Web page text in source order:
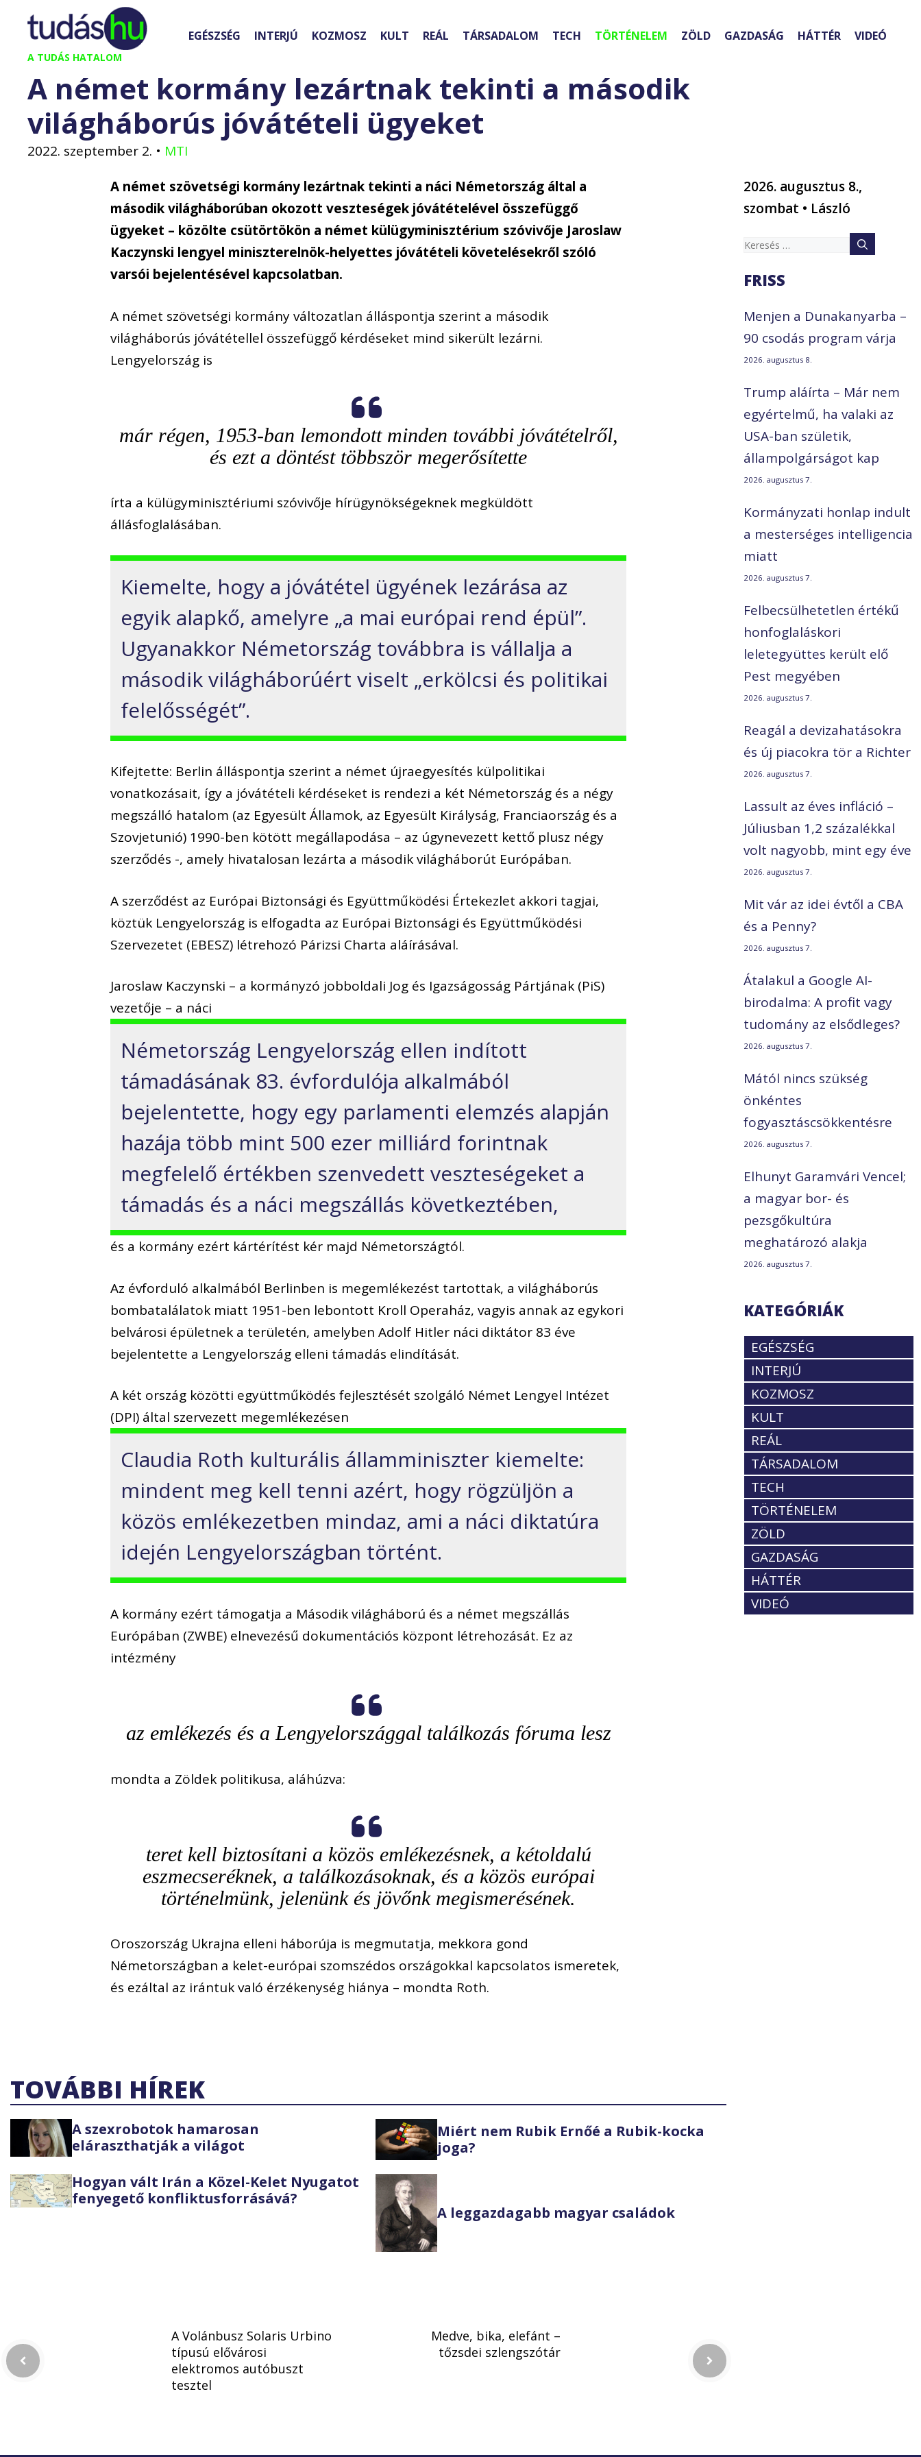
Kilépés
tartalomba
A TUDÁS HATALOM
EGÉSZSÉG INTERJÚ KOZMOSZ KULT REÁL TÁRSADALOM TECH TÖRTÉNELEM ZÖLD GAZDASÁG HÁTTÉR VIDEÓ
A német kormány lezártnak tekinti a második
világháborús jóvátételi ügyeket
2022. szeptember 2. • MTI
A német szövetségi kormány lezártnak tekinti a náci Németország által a
második világháborúban okozott veszteségek jóvátételével összefüggő
ügyeket – közölte csütörtökön a német külügyminisztérium szóvivője Jaroslaw
Kaczynski lengyel miniszterelnök-helyettes jóvátételi követelésekről szóló
varsói bejelentésével kapcsolatban.
A német szövetségi kormány változatlan álláspontja szerint a második
világháborús jóvátétellel összefüggő kérdéseket mind sikerült lezárni.
Lengyelország is
már régen, 1953-ban lemondott minden további jóvátételről,
és ezt a döntést többször megerősítette
írta a külügyminisztériumi szóvivője hírügynökségeknek megküldött
állásfoglalásában.
Kiemelte, hogy a jóvátétel ügyének lezárása az
egyik alapkő, amelyre „a mai európai rend épül”.
Ugyanakkor Németország továbbra is vállalja a
második világháborúért viselt „erkölcsi és politikai
felelősségét”.
Kifejtette: Berlin álláspontja szerint a német újraegyesítés külpolitikai
vonatkozásait, így a jóvátételi kérdéseket is rendezi a két Németország és a négy
megszálló hatalom (az Egyesült Államok, az Egyesült Királyság, Franciaország és a
Szovjetunió) 1990-ben kötött megállapodása – az úgynevezett kettő plusz négy
szerződés -, amely hivatalosan lezárta a második világháborút Európában.
A szerződést az Európai Biztonsági és Együttműködési Értekezlet akkori tagjai,
köztük Lengyelország is elfogadta az Európai Biztonsági és Együttműködési
Szervezetet (EBESZ) létrehozó Párizsi Charta aláírásával.
Jaroslaw Kaczynski – a kormányzó jobboldali Jog és Igazságosság Pártjának (PiS)
vezetője – a náci
Németország Lengyelország ellen indított
támadásának 83. évfordulója alkalmából
bejelentette, hogy egy parlamenti elemzés alapján
hazája több mint 500 ezer milliárd forintnak
megfelelő értékben szenvedett veszteségeket a
támadás és a náci megszállás következtében,
és a kormány ezért kártérítést kér majd Németországtól.
Az évforduló alkalmából Berlinben is megemlékezést tartottak, a világháborús
bombatalálatok miatt 1951-ben lebontott Kroll Operaház, vagyis annak az egykori
belvárosi épületnek a területén, amelyben Adolf Hitler náci diktátor 83 éve
bejelentette a Lengyelország elleni támadás elindítását.
A két ország közötti együttműködés fejlesztését szolgáló Német Lengyel Intézet
(DPI) által szervezett megemlékezésen
Claudia Roth kulturális államminiszter kiemelte:
mindent meg kell tenni azért, hogy rögzüljön a
közös emlékezetben mindaz, ami a náci diktatúra
idején Lengyelországban történt.
A kormány ezért támogatja a Második világháború és a német megszállás
Európában (ZWBE) elnevezésű dokumentációs központ létrehozását. Ez az
intézmény
az emlékezés és a Lengyelországgal találkozás fóruma lesz
mondta a Zöldek politikusa, aláhúzva:
teret kell biztosítani a közös emlékezésnek, a kétoldalú
eszmecseréknek, a találkozásoknak, és a közös európai
történelmünk, jelenünk és jövőnk megismerésének.
Oroszország Ukrajna elleni háborúja is megmutatja, mekkora gond
Németországban a kelet-európai szomszédos országokkal kapcsolatos ismeretek,
és ezáltal az irántuk való érzékenység hiánya – mondta Roth.
TOVÁBBI HÍREK
A szexrobotok hamarosan
eláraszthatják a világot
Miért nem Rubik Ernőé a Rubik-kocka
joga?
Hogyan vált Irán a Közel-Kelet Nyugatot
fenyegető konfliktusforrásává?
A leggazdagabb magyar családok
2026. augusztus 8.,
szombat • László
Keresés:
FRISS
Menjen a Dunakanyarba –
90 csodás program várja
2026. augusztus 8.
Trump aláírta – Már nem
egyértelmű, ha valaki az
USA-ban születik,
állampolgárságot kap
2026. augusztus 7.
Kormányzati honlap indult
a mesterséges intelligencia
miatt
2026. augusztus 7.
Felbecsülhetetlen értékű
honfoglaláskori
leletegyüttes került elő
Pest megyében
2026. augusztus 7.
Reagál a devizahatásokra
és új piacokra tör a Richter
2026. augusztus 7.
Lassult az éves infláció –
Júliusban 1,2 százalékkal
volt nagyobb, mint egy éve
2026. augusztus 7.
Mit vár az idei évtől a CBA
és a Penny?
2026. augusztus 7.
Átalakul a Google AI-
birodalma: A profit vagy
tudomány az elsődleges?
2026. augusztus 7.
Mától nincs szükség
önkéntes
fogyasztáscsökkentésre
2026. augusztus 7.
Elhunyt Garamvári Vencel;
a magyar bor- és
pezsgőkultúra
meghatározó alakja
2026. augusztus 7.
KATEGÓRIÁK
EGÉSZSÉG
INTERJÚ
KOZMOSZ
KULT
REÁL
TÁRSADALOM
TECH
TÖRTÉNELEM
ZÖLD
GAZDASÁG
HÁTTÉR
VIDEÓ
A Volánbusz Solaris Urbino
típusú elővárosi
elektromos autóbuszt
tesztel
Medve, bika, elefánt –
tőzsdei szlengszótár